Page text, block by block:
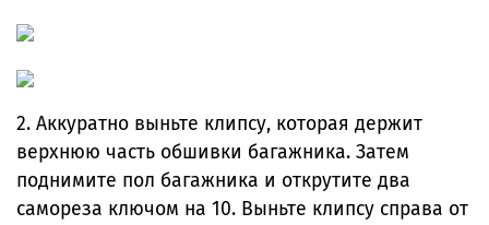
2. Аккуратно выньте клипсу, которая держит
верхнюю часть обшивки багажника. Затем
поднимите пол багажника и открутите два
самореза ключом на 10. Выньте клипсу справа от